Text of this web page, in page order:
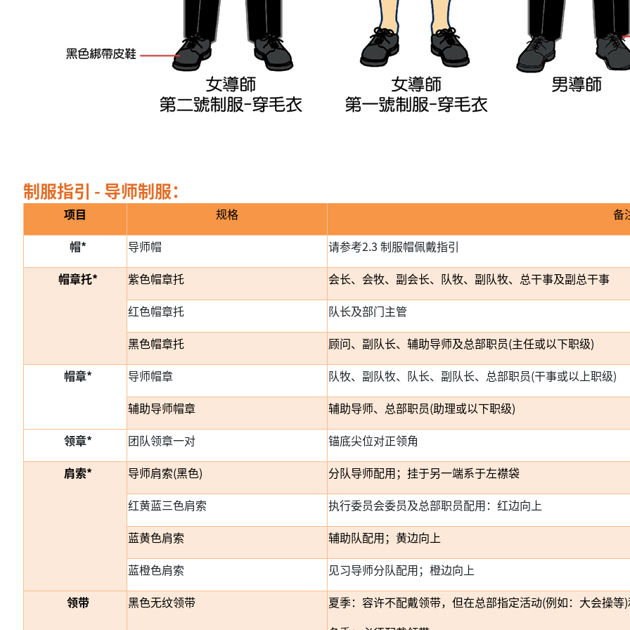
制服指引 - 导师制服：
项目 规格
备
帽*
导师帽
请参考2.3 制服帽佩戴指引
帽章托*
紫色帽章托
会长、会牧、副会长、队牧、副队牧、总干事及副总干事
红色帽章托
队长及部门主管
黑色帽章托
顾问、副队长、辅助导师及总部职员(主任或以下职级)
帽章*
导师帽章
队牧、副队牧、队长、副队长、总部职员(干事或以上职级)
辅助导师帽章
辅助导师、总部职员(助理或以下职级)
领章*
团队领章一对
锚底尖位对正领角
肩索*
导师肩索(黑色)
分队导师配用；挂于另一端系于左襟袋
红黄蓝三色肩索
执行委员会委员及总部职员配用：红边向上
蓝黄色肩索
辅助队配用；黄边向上
蓝橙色肩索
见习导师分队配用；橙边向上
领带
黑色无纹领带
夏季：容许不配戴领带，但在总部指定活动(例如：大会操